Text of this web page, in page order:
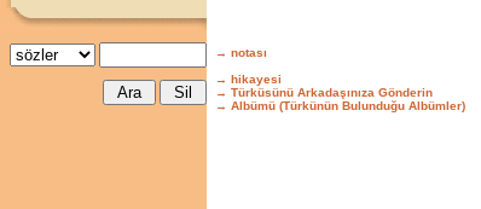
→ notası
→ hikayesi
→ Türküsünü Arkadaşınıza Gönderin
→ Albümü (Türkünün Bulunduğu Albümler)